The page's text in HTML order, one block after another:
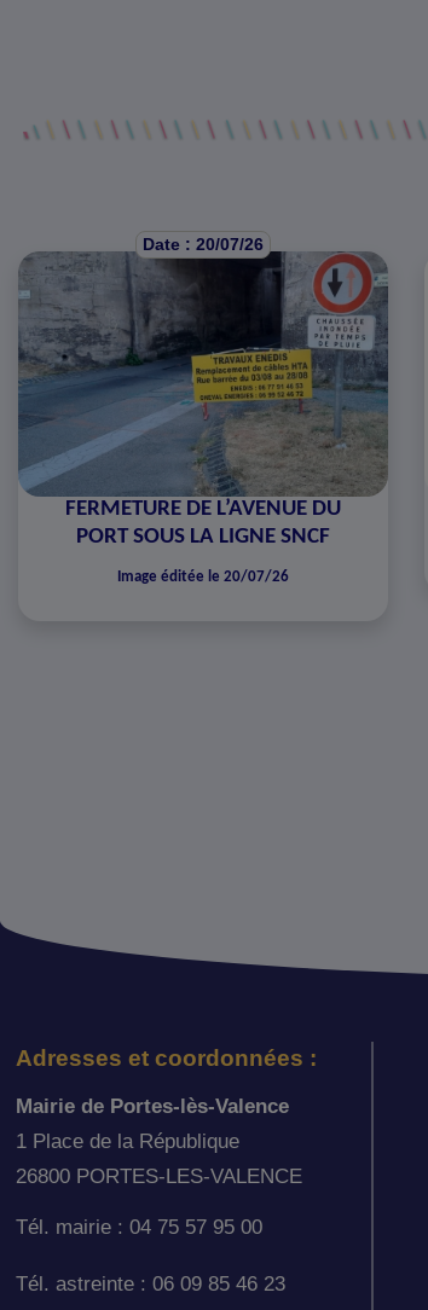
Date : 20/07/26
FERMETURE DE L’AVENUE DU
PORT SOUS LA LIGNE SNCF
Image éditée le 20/07/26
Adresses et coordonnées :
Mairie de Portes-lès-Valence
1 Place de la République
26800 PORTES-LES-VALENCE
Tél. mairie : 04 75 57 95 00
Tél. astreinte : 06 09 85 46 23